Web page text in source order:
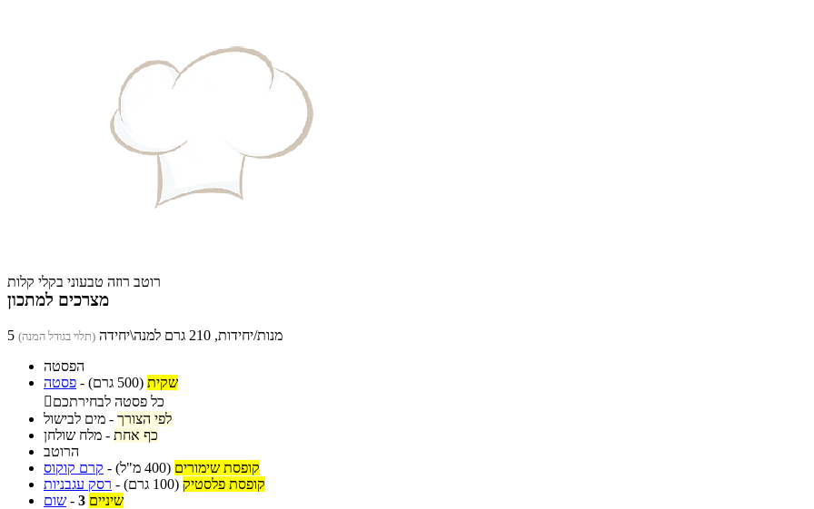
רוטב רוזה טבעוני בקלי קלות
מצרכים למתכון
5 מנות/יחידות, 210 גרם למנה\יחידה (תלוי בגודל המנה)
הפסטה
פסטה - שקית (500 גרם)
כל פסטה לבחירתכם
מים לבישול - לפי הצורך
מלח שולחן - כף אחת
הרוטב
קרם קוקוס - קופסת שימורים (400 מ"ל)
רסק עגבניות - קופסת פלסטיק (100 גרם)
שום - 3 שיניים